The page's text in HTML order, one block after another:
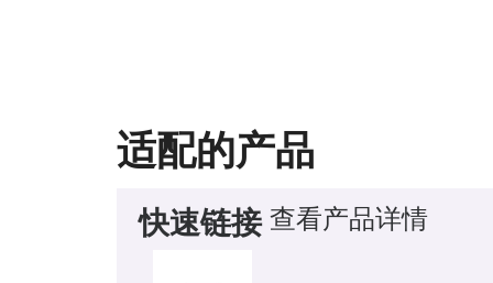
适配的产品
快速链接 查看产品详情